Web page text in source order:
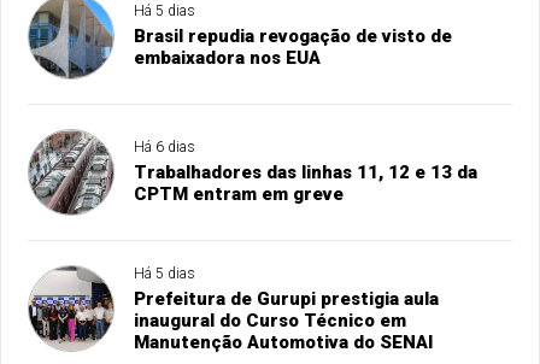
Há 5 dias
Brasil repudia revogação de visto de
embaixadora nos EUA
Há 6 dias
Trabalhadores das linhas 11, 12 e 13 da
CPTM entram em greve
Há 5 dias
Prefeitura de Gurupi prestigia aula
inaugural do Curso Técnico em
Manutenção Automotiva do SENAI